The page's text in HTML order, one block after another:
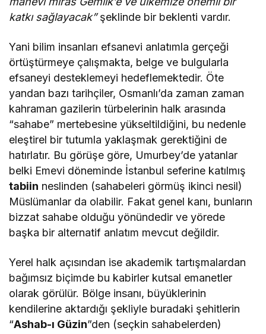
katkı sağlayacak”şeklinde bir beklenti vardır​.
Yani bilim insanları efsanevi anlatımla gerçeği
örtüştürmeye çalışmakta, belge ve bulgularla
efsaneyi desteklemeyi hedeflemektedir. Öte
yandan bazı tarihçiler, Osmanlı’da zaman zaman
kahraman gazilerin türbelerinin halk arasında
“sahabe” mertebesine yükseltildiğini, bu nedenle
eleştirel bir tutumla yaklaşmak gerektiğini de
hatırlatır. Bu görüşe göre, Umurbey’de yatanlar
belki Emevi döneminde İstanbul seferine katılmış
tabiin neslinden (sahabeleri görmüş ikinci nesil)
Müslümanlar da olabilir. Fakat genel kanı, bunların
bizzat sahabe olduğu yönündedir ve yörede
başka bir alternatif anlatım mevcut değildir.
Yerel halk açısından ise akademik tartışmalardan
bağımsız biçimde bu kabirler kutsal emanetler
olarak görülür. Bölge insanı, büyüklerinin
kendilerine aktardığı şekliyle buradaki şehitlerin
“Ashab-ı Güzin”den (seçkin sahabelerden)